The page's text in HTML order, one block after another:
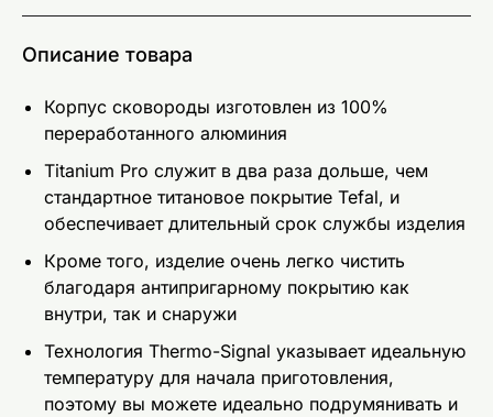
Описание товара
Корпус сковороды изготовлен из 100%
переработанного алюминия
Titanium Pro служит в два раза дольше, чем
стандартное титановое покрытие Tefal, и
обеспечивает длительный срок службы изделия
Кроме того, изделие очень легко чистить
благодаря антипригарному покрытию как
внутри, так и снаружи
Технология Thermo-Signal указывает идеальную
температуру для начала приготовления,
поэтому вы можете идеально подрумянивать и